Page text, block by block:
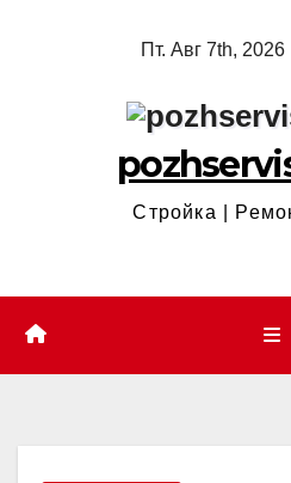
Пт. Авг 7th, 2026
Стройка |